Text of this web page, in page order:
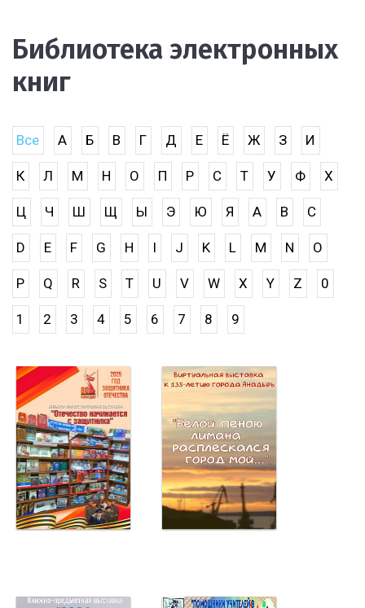
Библиотека электронных
книг
Все А Б В Г Д Е Ё Ж З И
К Л М Н О П Р С Т У Ф Х
Ц Ч Ш Щ Ы Э Ю Я A B C
D E F G H I J K L M N O
P Q R S T U V W X Y Z 0
1 2 3 4 5 6 7 8 9